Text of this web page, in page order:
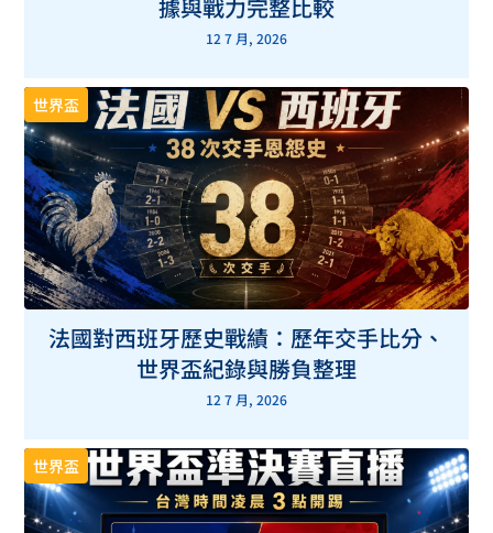
據與戰力完整比較
12 7 月, 2026
世界盃
法國對西班牙歷史戰績：歷年交手比分、
世界盃紀錄與勝負整理
12 7 月, 2026
世界盃